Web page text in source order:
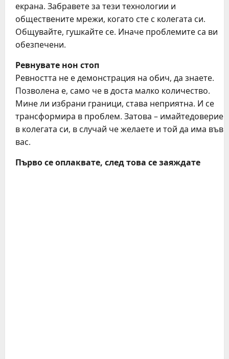
екрана. Забравете за тези технологии и
обществените мрежи, когато сте с колегата си.
Общувайте, гушкайте се. Иначе проблемите са ви
обезпечени.
Ревнувате нон стоп
Ревността не е демонстрация на обич, да знаете.
Позволена е, само че в доста малко количество.
Мине ли избрани граници, става неприятна. И се
трансформира в проблем. Затова – имайтедоверие
в колегата си, в случай че желаете и той да има във
вас.
Първо се оплаквате, след това се заяждате